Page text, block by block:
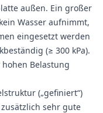
außen. Ein großer
Wasser aufnimmt,
eingesetzt werden
(≥ 300 kPa).
Belastung
(„gefiniert“)
sehr gute